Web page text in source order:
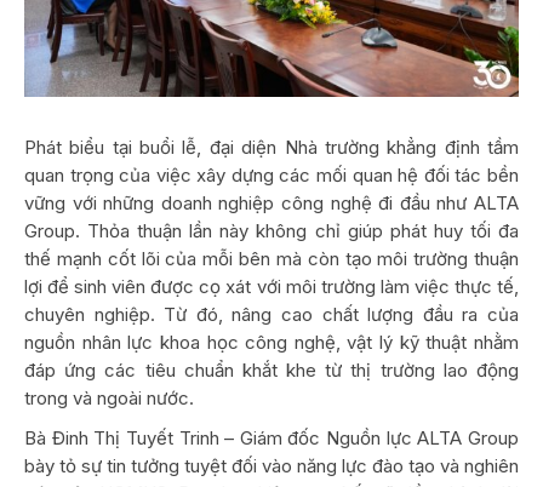
Phát biểu tại buổi lễ, đại diện Nhà trường khẳng định tầm
quan trọng của việc xây dựng các mối quan hệ đối tác bền
vững với những doanh nghiệp công nghệ đi đầu như ALTA
Group. Thỏa thuận lần này không chỉ giúp phát huy tối đa
thế mạnh cốt lõi của mỗi bên mà còn tạo môi trường thuận
lợi để sinh viên được cọ xát với môi trường làm việc thực tế,
chuyên nghiệp. Từ đó, nâng cao chất lượng đầu ra của
nguồn nhân lực khoa học công nghệ, vật lý kỹ thuật nhằm
đáp ứng các tiêu chuẩn khắt khe từ thị trường lao động
trong và ngoài nước.
Bà Đinh Thị Tuyết Trinh – Giám đốc Nguồn lực ALTA Group
bày tỏ sự tin tưởng tuyệt đối vào năng lực đào tạo và nghiên